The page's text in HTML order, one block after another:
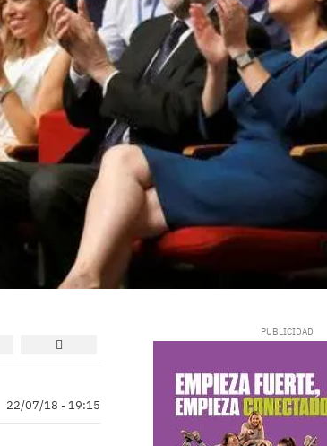
22/07/18 - 19:15